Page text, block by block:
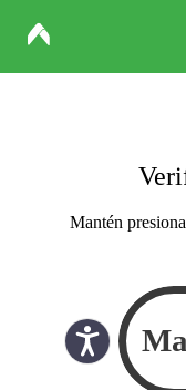
Mantén